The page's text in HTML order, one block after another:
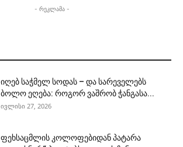
- რეკლამა -
იღებ საჭმელ სოდას – და სარეველებს
ბოლო ეღება: როგორ ვაშრობ ჭანგასა...
ივლისი 27, 2026
ფეხსაცმლის კოლოფებიდან პატარა